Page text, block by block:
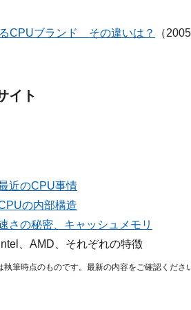
CPUブランド その違いは？ （
イト
近のCPU事情
の内部構造
さの秘密、キャッシュメモリ
、AMD、それぞれの特徴
筆時点のものです。最新の内容をご確認くださ